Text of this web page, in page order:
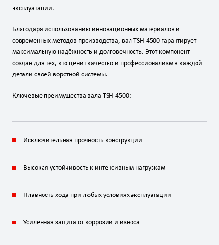
эксплуатации.
Благодаря использованию инновационных материалов и
современных методов производства, вал TSH-4500 гарантирует
максимальную надёжность и долговечность. Этот компонент
создан для тех, кто ценит качество и профессионализм в каждой
детали своей воротной системы.
Ключевые преимущества вала TSH-4500:
Исключительная прочность конструкции
Высокая устойчивость к интенсивным нагрузкам
Плавность хода при любых условиях эксплуатации
Усиленная защита от коррозии и износа